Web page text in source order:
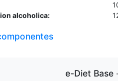
alcoholica:
e-Diet Base